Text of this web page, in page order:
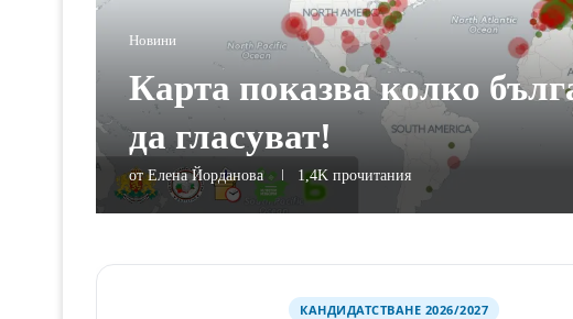
Новини
Карта показва колко
да гласуват!
отЕлена Йорданова 1,4K прочитания
КАНДИДАТСТВАНЕ 2026/2027